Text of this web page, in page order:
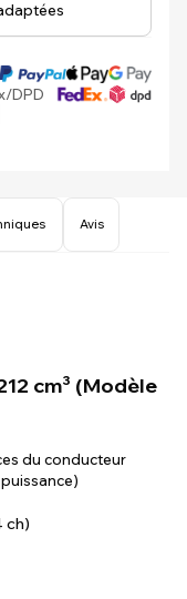
DPD
Avis
cm³ (Modèle
du conducteur
ch)